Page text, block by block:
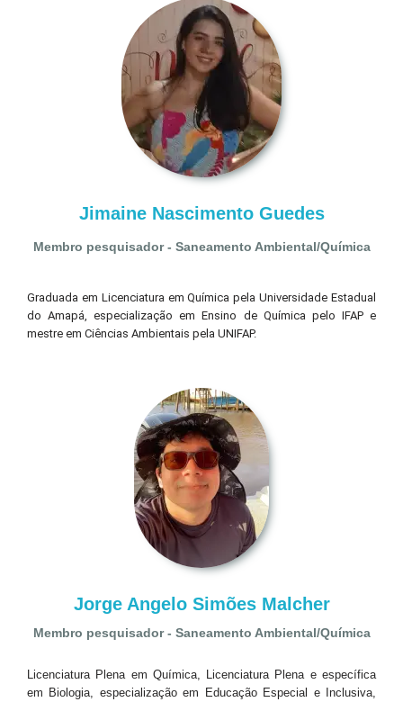
Jimaine Nascimento Guedes
Membro pesquisador - Saneamento Ambiental/Química
Graduada em Licenciatura em Química pela Universidade Estadual
do Amapá, especialização em Ensino de Química pelo IFAP e
mestre em Ciências Ambientais pela UNIFAP.
Jorge Angelo Simões Malcher
Membro pesquisador - Saneamento Ambiental/Química
Licenciatura Plena em Química, Licenciatura Plena e específica
em Biologia, especialização em Educação Especial e Inclusiva,